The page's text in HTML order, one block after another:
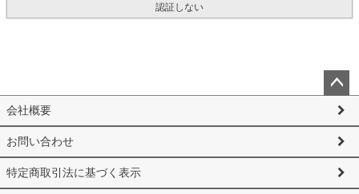
認証しない
ペー
ップ
へ
会社概要
お問い合わせ
特定商取引法に基づく表示